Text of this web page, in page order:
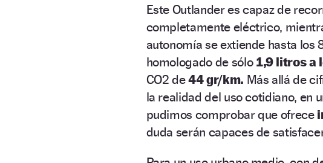
Este Outlander es capaz de
completamente eléctrico,
autonomía se extiende hasta los
homologado de sólo 1,9 litros a
CO2 de44 gr/km. Más allá de
la realidad del uso cotidiano, en
pudimos comprobar que ofrece
duda serán capaces de